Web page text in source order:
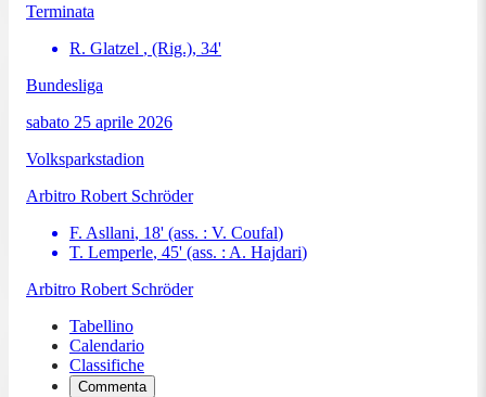
Terminata
R. Glatzel , (Rig.), 34'
Bundesliga
sabato 25 aprile 2026
Volksparkstadion
Arbitro Robert Schröder
F. Asllani, 18' (ass. : V. Coufal)
T. Lemperle, 45' (ass. : A. Hajdari)
Arbitro Robert Schröder
Tabellino
Calendario
Classifiche
Commenta